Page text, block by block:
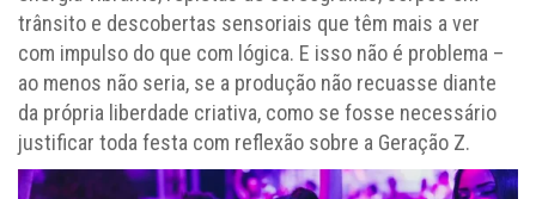
trânsito e descobertas sensoriais que têm mais a ver
com impulso do que com lógica. E isso não é problema –
ao menos não seria, se a produção não recuasse diante
da própria liberdade criativa, como se fosse necessário
justificar toda festa com reflexão sobre a Geração Z.